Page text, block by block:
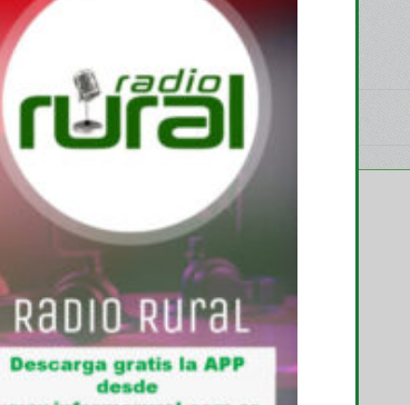
Aapresid 2026
El portfolio de ILLINOIS
despertó mucho interés en el